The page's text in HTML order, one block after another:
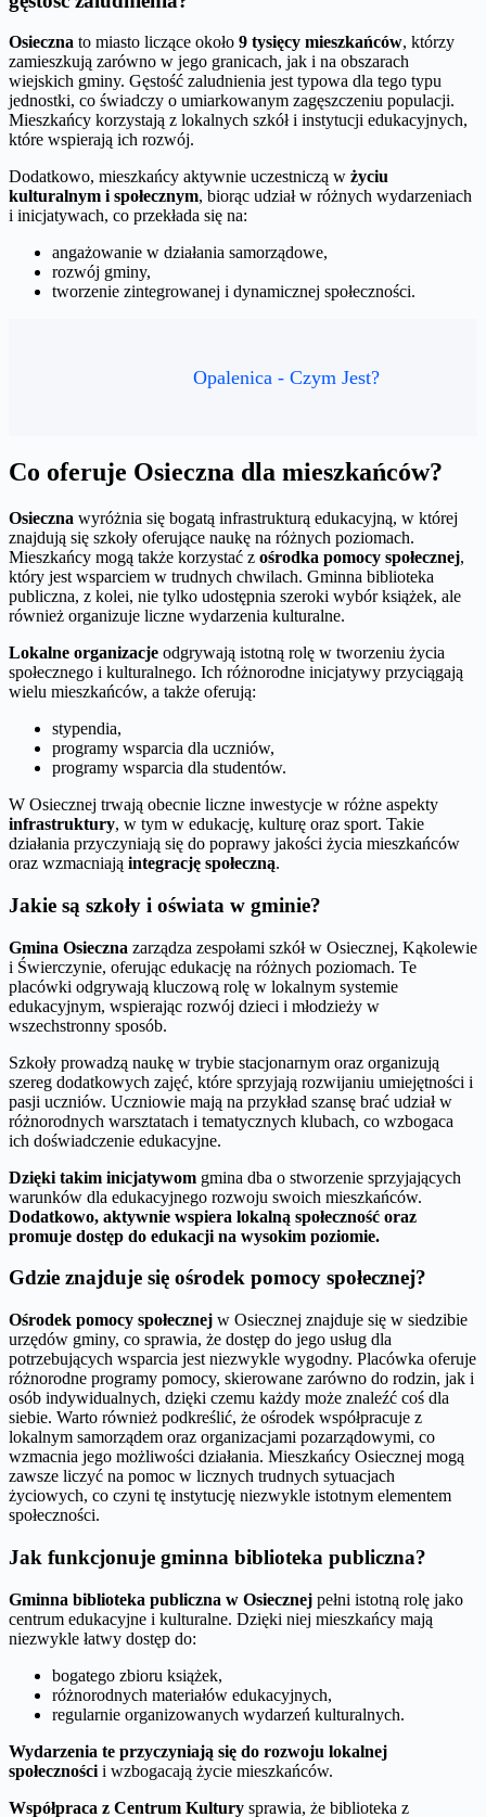
Osieczna to miasto liczące około 9 tysięcy mieszkańców, którzy
zamieszkują zarówno w jego granicach, jak i na obszarach
wiejskich gminy. Gęstość zaludnienia jest typowa dla tego typu
jednostki, co świadczy o umiarkowanym zagęszczeniu populacji.
Mieszkańcy korzystają z lokalnych szkół i instytucji edukacyjnych,
które wspierają ich rozwój.
Dodatkowo, mieszkańcy aktywnie uczestniczą w życiu
kulturalnym i społecznym, biorąc udział w różnych wydarzeniach
i inicjatywach, co przekłada się na:
angażowanie w działania samorządowe,
rozwój gminy,
tworzenie zintegrowanej i dynamicznej społeczności.
Opalenica - Czym Jest?
Co oferuje Osieczna dla mieszkańców?
Osieczna wyróżnia się bogatą infrastrukturą edukacyjną, w której
znajdują się szkoły oferujące naukę na różnych poziomach.
Mieszkańcy mogą także korzystać z ośrodka pomocy społecznej,
który jest wsparciem w trudnych chwilach. Gminna biblioteka
publiczna, z kolei, nie tylko udostępnia szeroki wybór książek, ale
również organizuje liczne wydarzenia kulturalne.
Lokalne organizacje odgrywają istotną rolę w tworzeniu życia
społecznego i kulturalnego. Ich różnorodne inicjatywy przyciągają
wielu mieszkańców, a także oferują:
stypendia,
programy wsparcia dla uczniów,
programy wsparcia dla studentów.
W Osiecznej trwają obecnie liczne inwestycje w różne aspekty
infrastruktury, w tym w edukację, kulturę oraz sport. Takie
działania przyczyniają się do poprawy jakości życia mieszkańców
oraz wzmacniają integrację społeczną.
Jakie są szkoły i oświata w gminie?
Gmina Osieczna zarządza zespołami szkół w Osiecznej, Kąkolewie
i Świerczynie, oferując edukację na różnych poziomach. Te
placówki odgrywają kluczową rolę w lokalnym systemie
edukacyjnym, wspierając rozwój dzieci i młodzieży w
wszechstronny sposób.
Szkoły prowadzą naukę w trybie stacjonarnym oraz organizują
szereg dodatkowych zajęć, które sprzyjają rozwijaniu umiejętności i
pasji uczniów. Uczniowie mają na przykład szansę brać udział w
różnorodnych warsztatach i tematycznych klubach, co wzbogaca
ich doświadczenie edukacyjne.
Dzięki takim inicjatywom gmina dba o stworzenie sprzyjających
warunków dla edukacyjnego rozwoju swoich mieszkańców.
Dodatkowo, aktywnie wspiera lokalną społeczność oraz
promuje dostęp do edukacji na wysokim poziomie.
Gdzie znajduje się ośrodek pomocy społecznej?
Ośrodek pomocy społecznej w Osiecznej znajduje się w siedzibie
urzędów gminy, co sprawia, że dostęp do jego usług dla
potrzebujących wsparcia jest niezwykle wygodny. Placówka oferuje
różnorodne programy pomocy, skierowane zarówno do rodzin, jak i
osób indywidualnych, dzięki czemu każdy może znaleźć coś dla
siebie. Warto również podkreślić, że ośrodek współpracuje z
lokalnym samorządem oraz organizacjami pozarządowymi, co
wzmacnia jego możliwości działania. Mieszkańcy Osiecznej mogą
zawsze liczyć na pomoc w licznych trudnych sytuacjach
życiowych, co czyni tę instytucję niezwykle istotnym elementem
społeczności.
Jak funkcjonuje gminna biblioteka publiczna?
Gminna biblioteka publiczna w Osiecznej pełni istotną rolę jako
centrum edukacyjne i kulturalne. Dzięki niej mieszkańcy mają
niezwykle łatwy dostęp do:
bogatego zbioru książek,
różnorodnych materiałów edukacyjnych,
regularnie organizowanych wydarzeń kulturalnych.
Wydarzenia te przyczyniają się do rozwoju lokalnej
społeczności i wzbogacają życie mieszkańców.
Współpraca z Centrum Kultury sprawia, że biblioteka z